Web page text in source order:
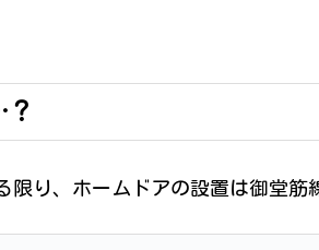
限り、ホームドアの設置は御堂筋